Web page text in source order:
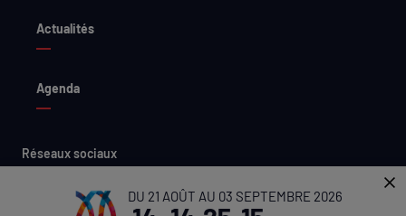
Actualités
Agenda
Réseaux sociaux
LinkedInFacebookInstagramYouTubeFlickr Threads
DU 21 AOÛT AU 03 SEPTEMBRE 2026